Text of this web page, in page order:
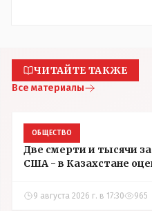
ЧИТАЙТЕ ТАКЖЕ
Все материалы
ОБЩЕСТВО
Две смерти и тысячи
США - в Казахстане
9 августа 2026 г. в 17:30 965